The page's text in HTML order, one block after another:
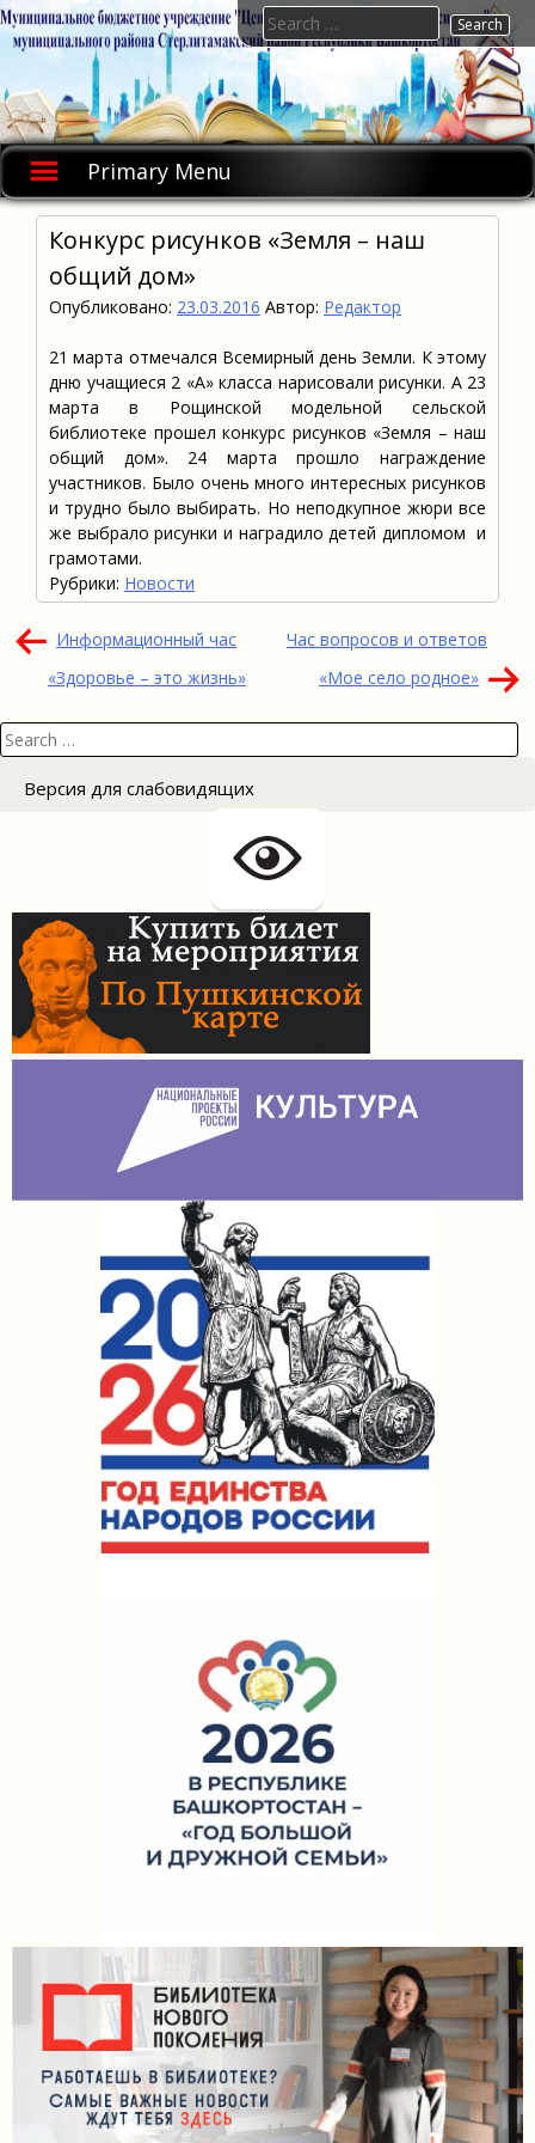
Skip
to
Primary Menu
Search
for:
Конкурс рисунков «Земля – наш
общий дом»
Опубликовано: 23.03.2016 Автор: Редактор
21 марта отмечался Всемирный день Земли. К этому
дню учащиеся 2 «А» класса нарисовали рисунки. А 23
марта в Рощинской модельной сельской
библиотеке прошел конкурс рисунков «Земля – наш
общий дом». 24 марта прошло награждение
участников. Было очень много интересных рисунков
и трудно было выбирать. Но неподкупное жюри все
же выбрало рисунки и наградило детей дипломом и
грамотами.
Рубрики: Новости
Навигация
по
Информационный час
«Здоровье – это жизнь»
Час вопросов и ответов
«Мое село родное»
Search
for:
Версия для слабовидящих